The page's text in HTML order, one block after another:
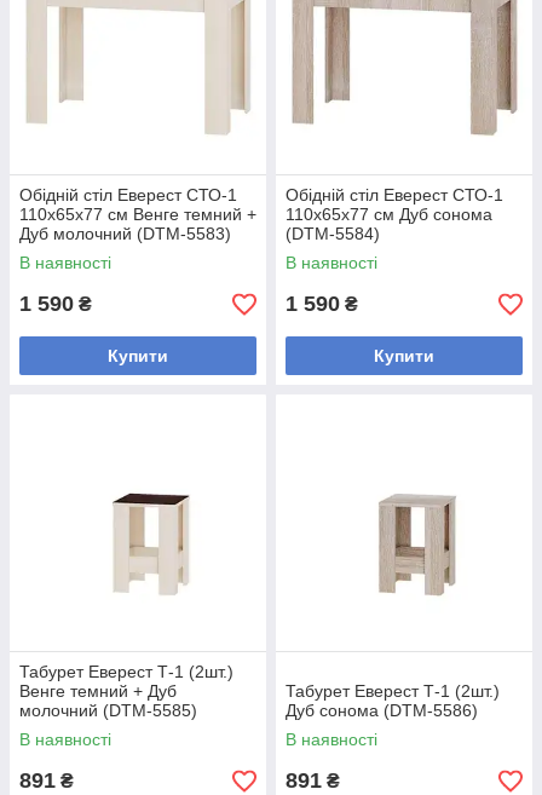
Обідній стіл Еверест СТО-1
110х65х77 см Венге темний +
Дуб молочний (DTM-5583)
В наявності
1 590 ₴
Купити
Обідній стіл Еверест СТО-1
110х65х77 см Дуб сонома
(DTM-5584)
В наявності
1 590 ₴
Купити
Табурет Еверест Т-1 (2шт.)
Венге темний + Дуб
молочний (DTM-5585)
В наявності
891 ₴
Табурет Еверест Т-1 (2шт.)
Дуб сонома (DTM-5586)
В наявності
891 ₴